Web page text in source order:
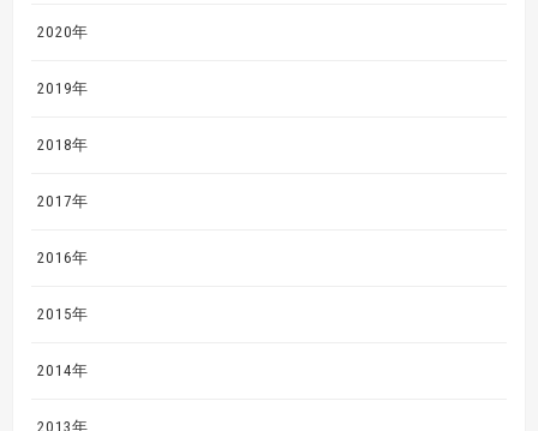
2020年
2019年
2018年
2017年
2016年
2015年
2014年
2013年